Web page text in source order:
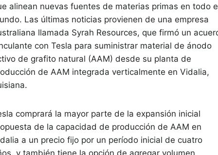
alinean nuevas fuentes de materias primas en todo
Las últimas noticias provienen de una empresa
llamada Syrah Resources, que firmó un
con Tesla para suministrar material de ánodo
de grafito natural (AAM) desde su planta de
de AAM integrada verticalmente en Vidalia,
comprará la mayor parte de la expansión inicial
de la capacidad de producción de AAM en
a un precio fijo por un período inicial de cuatro